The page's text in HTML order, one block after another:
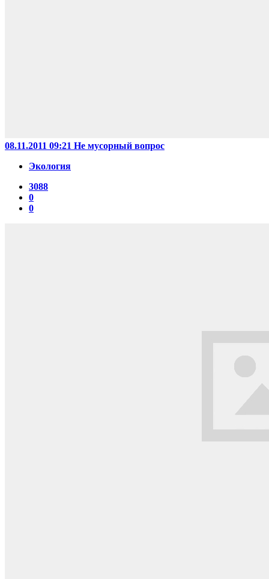
08.11.2011 09:21 Не мусорный вопрос
Экология
3088
0
0